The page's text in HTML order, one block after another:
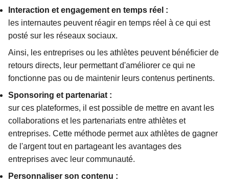
Interaction et engagement en temps réel :
les internautes peuvent réagir en temps réel à ce qui est
posté sur les réseaux sociaux.
Ainsi, les entreprises ou les athlètes peuvent bénéficier de
retours directs, leur permettant d'améliorer ce qui ne
fonctionne pas ou de maintenir leurs contenus pertinents.
Sponsoring et partenariat :
sur ces plateformes, il est possible de mettre en avant les
collaborations et les partenariats entre athlètes et
entreprises. Cette méthode permet aux athlètes de gagner
de l'argent tout en partageant les avantages des
entreprises avec leur communauté.
Personnaliser son contenu :